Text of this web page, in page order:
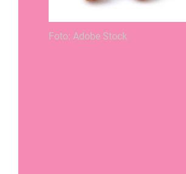
Foto: Adobe Stock